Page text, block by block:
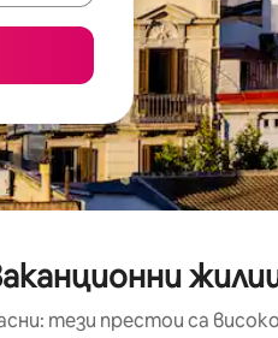
тези престои са